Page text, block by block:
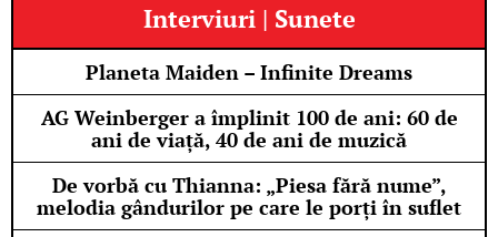
Interviuri | Sunete
Planeta Maiden – Infinite Dreams
AG Weinberger a împlinit 100 de ani: 60 de
ani de viață, 40 de ani de muzică
De vorbă cu Thianna: „Piesa fără nume”,
melodia gândurilor pe care le porți în suflet